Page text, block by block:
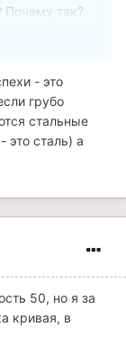
Почему так?
- это
грубо
стальные
это сталь) а
50, но я за
кривая, в